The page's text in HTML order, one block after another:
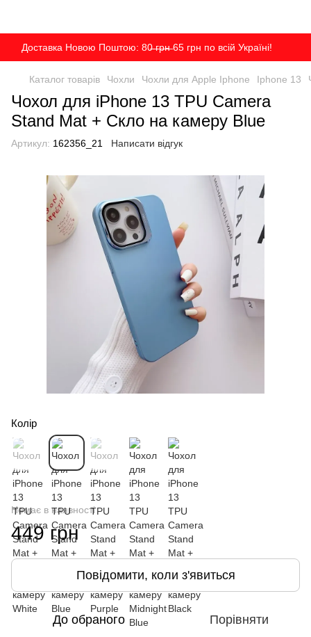
Доставка Новою Поштою: 80̶ ̶г̶р̶н̶ 65 грн по всій Україні!
Каталог товарів Чохли Чохли для Apple Iphone Iphone 13
Чохол для iPhone 13 TPU Camera
Stand Mat + Скло на камеру Blue
Артикул: 162356_21 Написати відгук
Колір
Немає в наявності
449 грн
Повідомити, коли з'явиться
До обраного Порівняти